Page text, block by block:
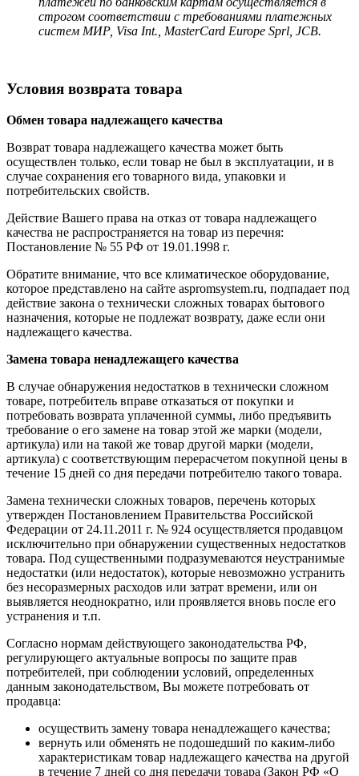
строгом соответствии с требованиями платежных
систем МИР, Visa Int., MasterCard Europe Sprl, JCB.
Условия возврата товара
Обмен товара надлежащего качества
Возврат товара надлежащего качества может быть
осуществлен только, если товар не был в эксплуатации, и в
случае сохранения его товарного вида, упаковки и
потребительских свойств.
Действие Вашего права на отказ от товара надлежащего
качества не распространяется на товар из перечня:
Постановление № 55 РФ от 19.01.1998 г.
Обратите внимание, что все климатическое оборудование,
которое представлено на сайте aspromsystem.ru, подпадает под
действие закона о технически сложных товарах бытового
назначения, которые не подлежат возврату, даже если они
надлежащего качества.
Замена товара ненадлежащего качества
В случае обнаружения недостатков в технически сложном
товаре, потребитель вправе отказаться от покупки и
потребовать возврата уплаченной суммы, либо предъявить
требование о его замене на товар этой же марки (модели,
артикула) или на такой же товар другой марки (модели,
артикула) с соответствующим перерасчетом покупной цены в
течение 15 дней со дня передачи потребителю такого товара.
Замена технически сложных товаров, перечень которых
утвержден Постановлением Правительства Российской
Федерации от 24.11.2011 г. № 924 осуществляется продавцом
исключительно при обнаружении существенных недостатков
товара. Под существенными подразумеваются неустранимые
недостатки (или недостаток), которые невозможно устранить
без несоразмерных расходов или затрат времени, или он
выявляется неоднократно, или проявляется вновь после его
устранения и т.п.
Согласно нормам действующего законодательства РФ,
регулирующего актуальные вопросы по защите прав
потребителей, при соблюдении условий, определенных
данным законодательством, Вы можете потребовать от
продавца:
осуществить замену товара ненадлежащего качества;
вернуть или обменять не подошедший по каким-либо
характеристикам товар надлежащего качества на другой
в течение 7 дней со дня передачи товара (Закон РФ «О